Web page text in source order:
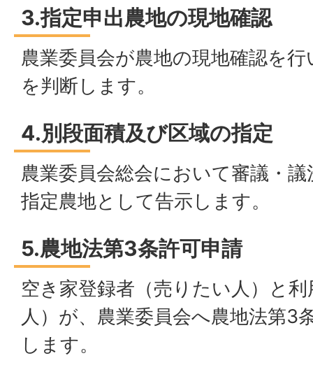
3.指定申出農地の現地確認
農業委員会が農地の現地確認を
を判断します。
4.別段面積及び区域の指定
農業委員会総会において審議・
指定農地として告示します。
5.農地法第3条許可申請
空き家登録者（売りたい人）と
人）が、農業委員会へ農地法第3
します。